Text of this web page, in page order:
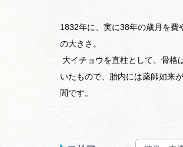
1832年に、実に38年の歳月を
の大きさ。
大イチョウを直柱として、骨格
いたもので、胎内には薬師如来
間です。